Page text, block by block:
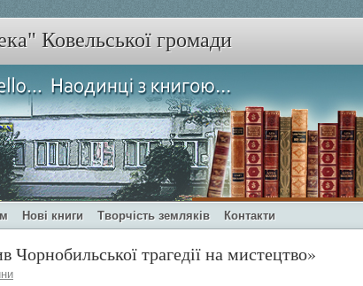
Ковельської громади
Нові книги Творчість земляків Контакти
трагедії на мистецтво»